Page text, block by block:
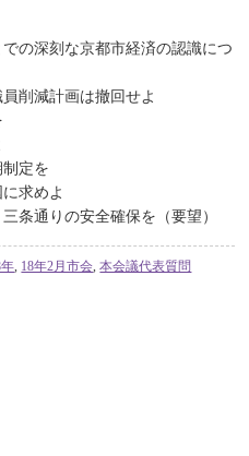
の深刻な京都市経済の認識につ
削減計画は撤回せよ
定を
求めよ
条通りの安全確保を（要望）
年, 18年2月市会, 本会議代表質問